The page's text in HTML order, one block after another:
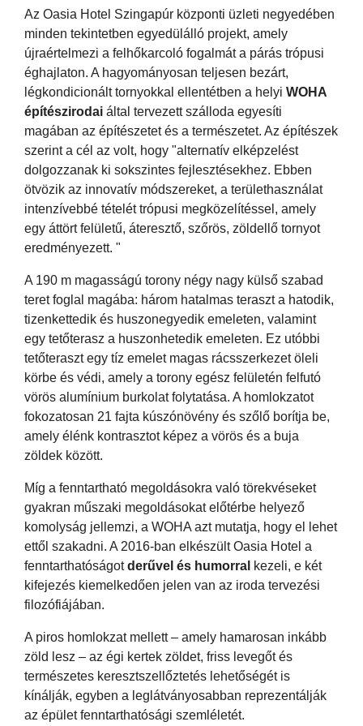
Az Oasia Hotel Szingapúr központi üzleti negyedében
minden tekintetben egyedülálló projekt, amely
újraértelmezi a felhőkarcoló fogalmát a párás trópusi
éghajlaton. A hagyományosan teljesen bezárt,
légkondicionált tornyokkal ellentétben a helyi WOHA
építészirodai által tervezett szálloda egyesíti
magában az építészetet és a természetet. Az építészek
szerint a cél az volt, hogy "alternatív elképzelést
dolgozzanak ki sokszintes fejlesztésekhez. Ebben
ötvözik az innovatív módszereket, a területhasználat
intenzívebbé tételét trópusi megközelítéssel, amely
egy áttört felületű, áteresztő, szőrös, zöldellő tornyot
eredményezett. "
A 190 m magasságú torony négy nagy külső szabad
teret foglal magába: három hatalmas teraszt a hatodik,
tizenkettedik és huszonegyedik emeleten, valamint
egy tetőterasz a huszonhetedik emeleten. Ez utóbbi
tetőteraszt egy tíz emelet magas rácsszerkezet öleli
körbe és védi, amely a torony egész felületén felfutó
vörös alumínium burkolat folytatása. A homlokzatot
fokozatosan 21 fajta kúszónövény és szőlő borítja be,
amely élénk kontrasztot képez a vörös és a buja
zöldek között.
Míg a fenntartható megoldásokra való törekvéseket
gyakran műszaki megoldásokat előtérbe helyező
komolyság jellemzi, a WOHA azt mutatja, hogy el lehet
ettől szakadni. A 2016-ban elkészült Oasia Hotel a
fenntarthatóságotderűvel és humorral kezeli, e két
kifejezés kiemelkedően jelen van az iroda tervezési
filozófiájában.
A piros homlokzat mellett – amely hamarosan inkább
zöld lesz – az égi kertek zöldet, friss levegőt és
természetes keresztszellőztetés lehetőségét is
kínálják, egyben a leglátványosabban reprezentálják
az épület fenntarthatósági szemléletét.